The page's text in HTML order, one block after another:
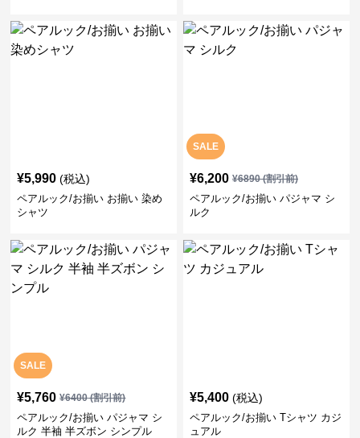
¥5,990 (税込)
ペアルック/お揃い お揃い 染め
シャツ
SALE
¥6,200 ¥6890(割引前)
ペアルック/お揃い パジャマ シ
ルク
SALE
¥5,760 ¥6400(割引前)
ペアルック/お揃い パジャマ シ
ルク 半袖 半ズボン シンプル
¥5,400 (税込)
ペアルック/お揃い Tシャツ カジ
ュアル